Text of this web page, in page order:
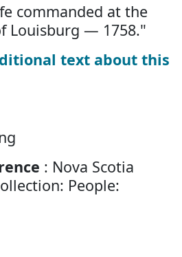
commanded at the
Louisburg — 1758."
text about this
: Nova Scotia
People: